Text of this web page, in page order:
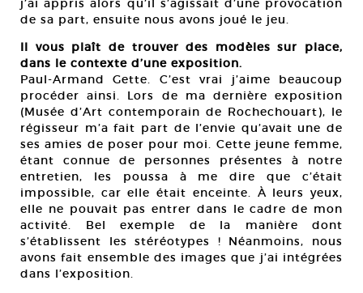
j’ai appris alors qu’il s’agissait d’une provocation
de sa part, ensuite nous avons joué le jeu.
Il vous plaît de trouver des modèles sur place,
dans le contexte d’une exposition.
Paul-Armand Gette. C’est vrai j’aime beaucoup
procéder ainsi. Lors de ma dernière exposition
(Musée d’Art contemporain de Rochechouart), le
régisseur m’a fait part de l’envie qu’avait une de
ses amies de poser pour moi. Cette jeune femme,
étant connue de personnes présentes à notre
entretien, les poussa à me dire que c’était
impossible, car elle était enceinte. À leurs yeux,
elle ne pouvait pas entrer dans le cadre de mon
activité. Bel exemple de la manière dont
s’établissent les stéréotypes ! Néanmoins, nous
avons fait ensemble des images que j’ai intégrées
dans l’exposition.